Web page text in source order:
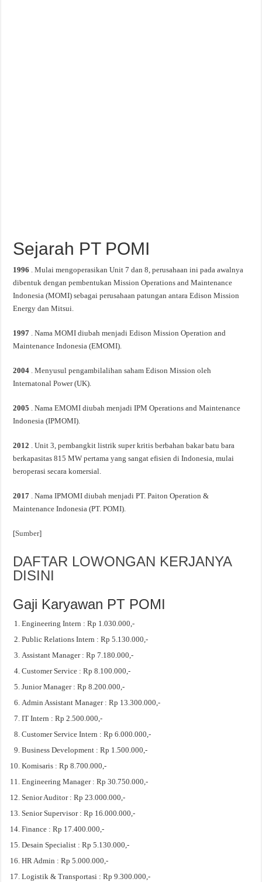
Sejarah PT POMI
1996 . Mulai mengoperasikan Unit 7 dan 8, perusahaan ini pada awalnya
dibentuk dengan pembentukan Mission Operations and Maintenance
Indonesia (MOMI) sebagai perusahaan patungan antara Edison Mission
Energy dan Mitsui.
1997 . Nama MOMI diubah menjadi Edison Mission Operation and
Maintenance Indonesia (EMOMI).
2004 . Menyusul pengambilalihan saham Edison Mission oleh
Internatonal Power (UK).
2005 . Nama EMOMI diubah menjadi IPM Operations and Maintenance
Indonesia (IPMOMI).
2012 . Unit 3, pembangkit listrik super kritis berbahan bakar batu bara
berkapasitas 815 MW pertama yang sangat efisien di Indonesia, mulai
beroperasi secara komersial.
2017 . Nama IPMOMI diubah menjadi PT. Paiton Operation &
Maintenance Indonesia (PT. POMI).
[Sumber]
DAFTAR LOWONGAN KERJANYA
DISINI
Gaji Karyawan PT POMI
Engineering Intern : Rp 1.030.000,-
Public Relations Intern : Rp 5.130.000,-
Assistant Manager : Rp 7.180.000,-
Customer Service : Rp 8.100.000,-
Junior Manager : Rp 8.200.000,-
Admin Assistant Manager : Rp 13.300.000,-
IT Intern : Rp 2.500.000,-
Customer Service Intern : Rp 6.000.000,-
Business Development : Rp 1.500.000,-
Komisaris : Rp 8.700.000,-
Engineering Manager : Rp 30.750.000,-
Senior Auditor : Rp 23.000.000,-
Senior Supervisor : Rp 16.000.000,-
Finance : Rp 17.400.000,-
Desain Specialist : Rp 5.130.000,-
HR Admin : Rp 5.000.000,-
Logistik & Transportasi : Rp 9.300.000,-